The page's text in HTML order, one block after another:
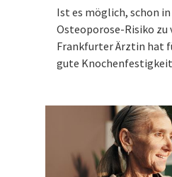
Ist es möglich, schon
Osteoporose-Risiko zu
Frankfurter Ärztin hat
gute